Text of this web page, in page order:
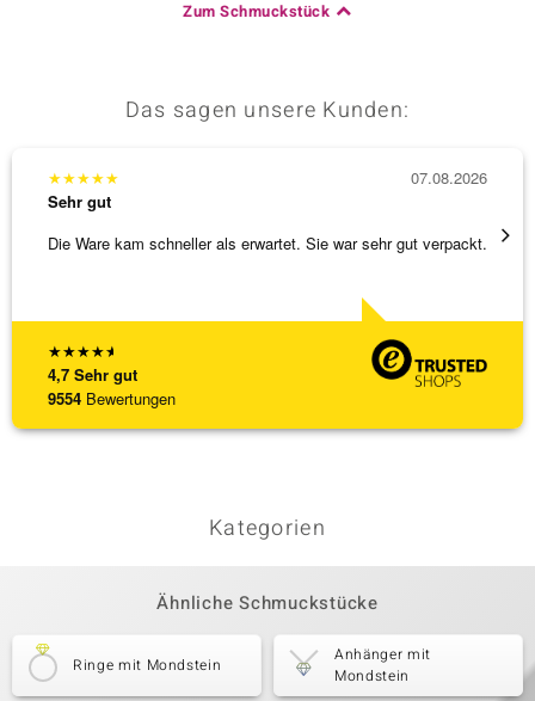
Zum Schmuckstück
Das sagen unsere Kunden:
★★★★★
4,7 Sehr gut
9554 Bewertungen
★★★★★
Sehr gut
Die Ware kam schneller als erwartet. Sie war sehr gut verpackt.
07.08.2026
Kategorien
Ähnliche Schmuckstücke
Ringe mit Mondstein
Anhänger mit
Mondstein